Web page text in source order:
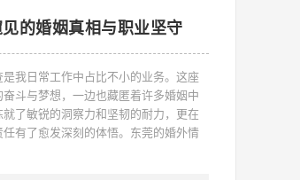
的婚姻真相与职业坚守
我日常工作中占比不小的业务。这座
斗与梦想，一边也藏匿着许多婚姻中
了敏锐的洞察力和坚韧的耐力，更在
有了愈发深刻的体悟。东莞的婚外情